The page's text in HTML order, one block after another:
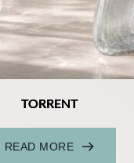
TORRENT
READ MORE